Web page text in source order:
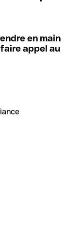
que vous devriez
de recherche de
Ainsi, vous pouvez
de réaliser vos
en main
appel au